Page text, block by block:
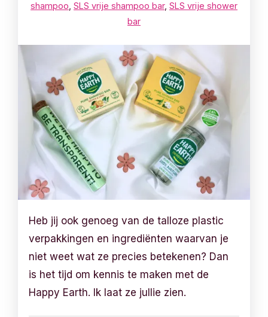
shampoo SLS vrije shampoo bar, SLS vrije shower
bar
Heb jij ook genoeg van de talloze plastic
verpakkingen en ingrediënten waarvan je
niet weet wat ze precies betekenen? Dan
is het tijd om kennis te maken met de
Happy Earth. Ik laat ze jullie zien.